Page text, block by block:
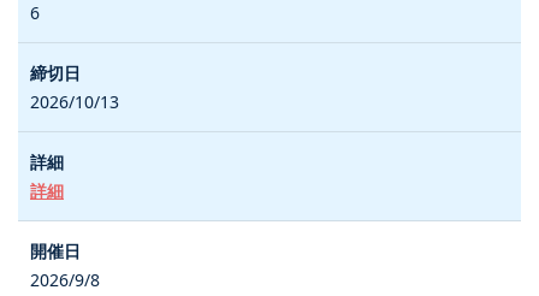
6
2026/10/13
詳細
2026/9/8